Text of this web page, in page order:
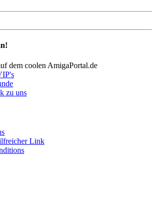
dem coolen AmigaPortal.de
zu uns
Link